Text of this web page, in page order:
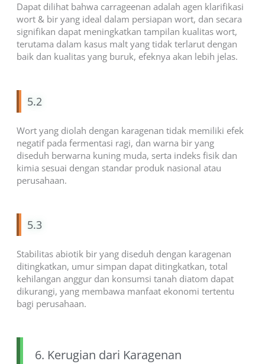
Dapat dilihat bahwa carrageenan adalah agen klarifikasi
wort & bir yang ideal dalam persiapan wort, dan secara
signifikan dapat meningkatkan tampilan kualitas wort,
terutama dalam kasus malt yang tidak terlarut dengan
baik dan kualitas yang buruk, efeknya akan lebih jelas.
5.2
Wort yang diolah dengan karagenan tidak memiliki efek
negatif pada fermentasi ragi, dan warna bir yang
diseduh berwarna kuning muda, serta indeks fisik dan
kimia sesuai dengan standar produk nasional atau
perusahaan.
5.3
Stabilitas abiotik bir yang diseduh dengan karagenan
ditingkatkan, umur simpan dapat ditingkatkan, total
kehilangan anggur dan konsumsi tanah diatom dapat
dikurangi, yang membawa manfaat ekonomi tertentu
bagi perusahaan.
6. Kerugian dari Karagenan